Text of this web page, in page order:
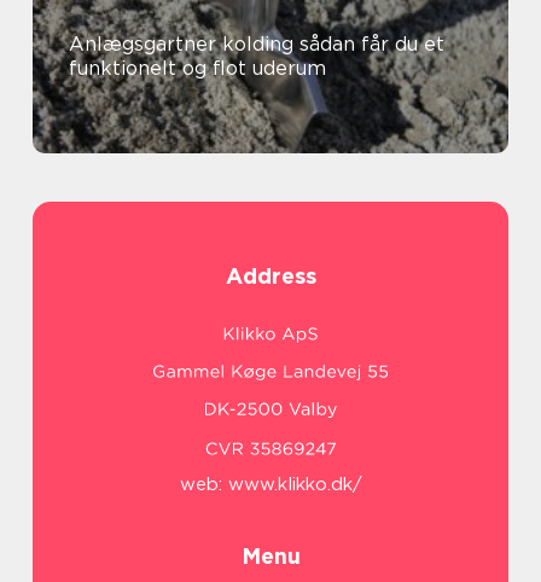
Anlægsgartner kolding sådan får du et
funktionelt og flot uderum
Address
web: www.klikko.dk/
Menu